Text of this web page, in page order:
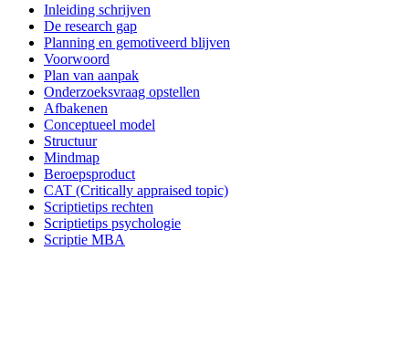
Inleiding schrijven
De research gap
Planning en gemotiveerd blijven
Voorwoord
Plan van aanpak
Onderzoeksvraag opstellen
Afbakenen
Conceptueel model
Structuur
Mindmap
Beroepsproduct
CAT (Critically appraised topic)
Scriptietips rechten
Scriptietips psychologie
Scriptie MBA